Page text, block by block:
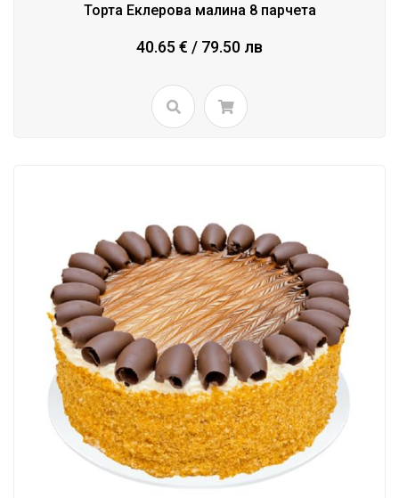
Торта Еклерова малина 8 парчета
40.65 € / 79.50 лв